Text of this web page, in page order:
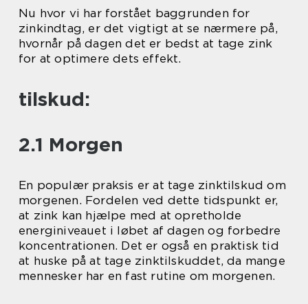
Nu hvor vi har forstået baggrunden for
zinkindtag, er det vigtigt at se nærmere på,
hvornår på dagen det er bedst at tage zink
for at optimere dets effekt.
tilskud:
2.1 Morgen
En populær praksis er at tage zinktilskud om
morgenen. Fordelen ved dette tidspunkt er,
at zink kan hjælpe med at opretholde
energiniveauet i løbet af dagen og forbedre
koncentrationen. Det er også en praktisk tid
at huske på at tage zinktilskuddet, da mange
mennesker har en fast rutine om morgenen.